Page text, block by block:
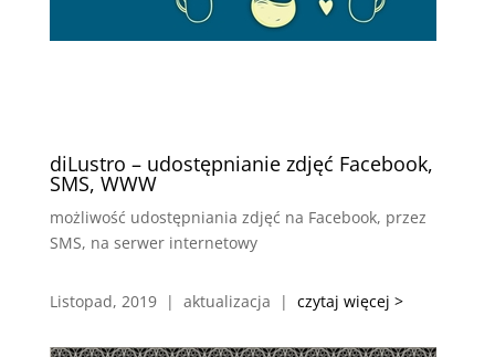
diLustro – udostępnianie zdjęć Facebook,
SMS, WWW
możliwość udostępniania zdjęć na Facebook, przez
SMS, na serwer internetowy
Listopad, 2019 | aktualizacja | czytaj więcej >